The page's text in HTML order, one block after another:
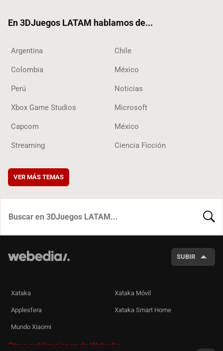
En 3DJuegos LATAM hablamos de...
Argentina Chile
Colombia México
Perú Noticias
Xbox Game Studios Microsoft
Capcom México
Streaming Ciencia Ficción
VER MÁS TEMAS
SUBIR
Xataka Xataka Móvil
Applesfera Xataka Smart Home
Mundo Xiaomi
Otras publicaciones de Webedia